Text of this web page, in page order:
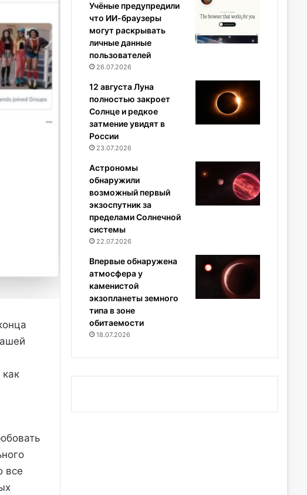
все
Учёные предупредили
что ИИ-браузеры
могут раскрывать
личные данные
пользователей
26.07.2026
12 августа Луна
полностью закроет
Солнце и редкое
затмение увидят в
России
23.07.2026
Астрономы
обнаружили
возможный первый
экзоспутник за
пределами Солнечной
системы
22.07.2026
Впервые обнаружена
атмосфера у
каменистой
экзопланеты земного
типа в зоне
обитаемости
18.07.2026